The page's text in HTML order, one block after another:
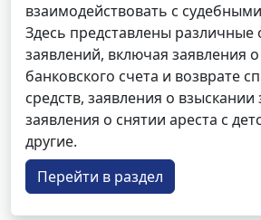
взаимодействовать с
Здесь представлены различные
заявлений, включая заявления
банковского счета и возврате
средств, заявления о
заявления о снятии ареста с
другие.
Перейти в раздел